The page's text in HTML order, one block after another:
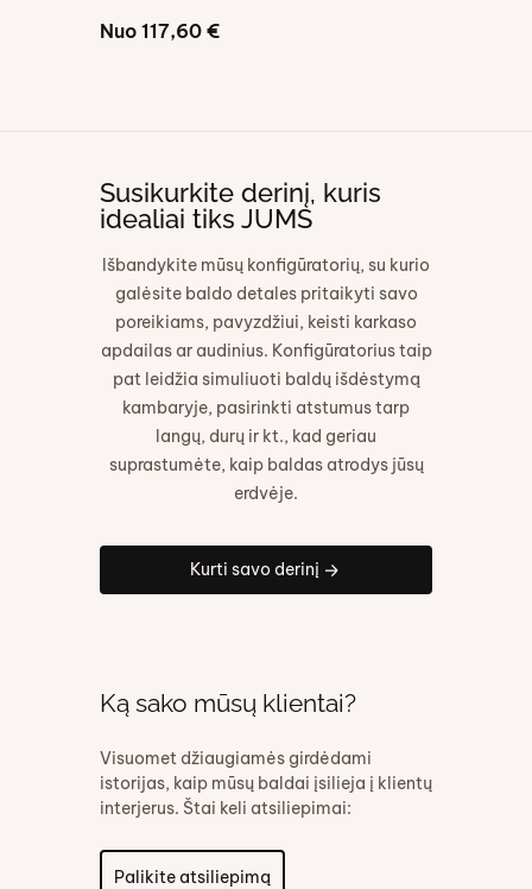
Nuo 117,60 €
Susikurkite derinį, kuris
idealiai tiks JUMS
Išbandykite mūsų konfigūratorių, su kurio
galėsite baldo detales pritaikyti savo
poreikiams, pavyzdžiui, keisti karkaso
apdailas ar audinius. Konfigūratorius taip
pat leidžia simuliuoti baldų išdėstymą
kambaryje, pasirinkti atstumus tarp
langų, durų ir kt., kad geriau
suprastumėte, kaip baldas atrodys jūsų
erdvėje.
Kurti savo derinį
Ką sako mūsų klientai?
Visuomet džiaugiamės girdėdami
istorijas, kaip mūsų baldai įsilieja į klientų
interjerus. Štai keli atsiliepimai:
Palikite atsiliepimą